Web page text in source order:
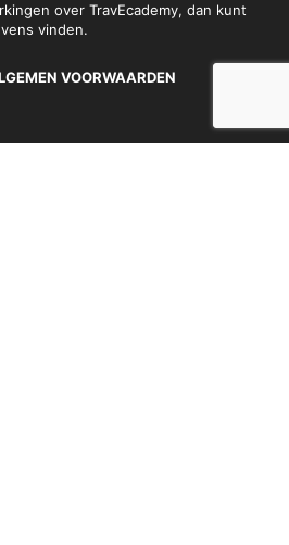
over TravEcademy, dan kunt
vinden.
VOORWAARDEN